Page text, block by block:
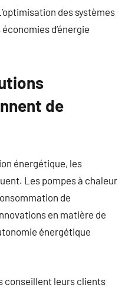
des systèmes
d’énergie
de
énergétique, les
Les pompes à chaleur
de
en matière de
énergétique
conseillent leurs clients